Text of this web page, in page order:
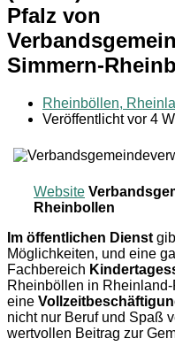
Pfalz von
Simmern-
Rheinböllen,
Veröffentlicht vor 4
Website
Rheinbollen
Im öffentlichen Dienst
Möglichkeiten, und eine
Fachbereich
Rheinböllen in
eine
nicht nur Beruf und Spaß
wertvollen Beitrag zur